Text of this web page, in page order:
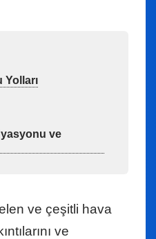
ve
ve çeşitli hava
ve